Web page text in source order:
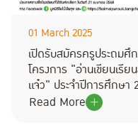
01 March 2025
เปิดรับสมัครครูประถมศึ
โครงการ "อ่านเขียนเรี
แจ๋ว" ประจำปีการศึกษา
Read More